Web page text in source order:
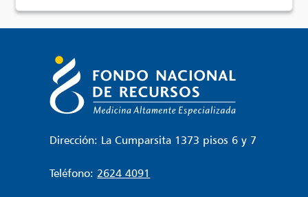
Dirección: La Cumparsita 1373 pisos 6 y 7
Teléfono: 2624 4091